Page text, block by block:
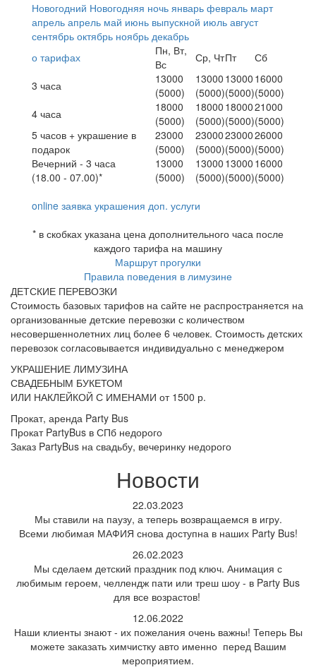
Новогодний Новогодняя ночь январь февраль март
апрель апрель май июнь выпускной июль август
сентябрь октябрь ноябрь декабрь
о тарифах
Пн, Вт,
Вс
Ср, ЧтПт
Сб
3 часа
13000
(5000)
13000
(5000)
13000
(5000)
16000
(5000)
4 часа
18000
(5000)
18000
(5000)
18000
(5000)
21000
(5000)
5 часов + украшение в
подарок
23000
(5000)
23000
(5000)
23000
(5000)
26000
(5000)
Вечерний - 3 часа
(18.00 - 07.00)*
13000
(5000)
13000
(5000)
13000
(5000)
16000
(5000)
online заявка украшения доп. услуги
* в скобках указана цена дополнительного часа после
каждого тарифа на машину
Маршрут прогулки
Правила поведения в лимузине
ДЕТСКИЕ ПЕРЕВОЗКИ
Стоимость базовых тарифов на сайте не распространяется на
организованные детские перевозки с количеством
несовершеннолетних лиц более 6 человек. Стоимость детских
перевозок согласовывается индивидуально с менеджером
УКРАШЕНИЕ ЛИМУЗИНА
СВАДЕБНЫМ БУКЕТОМ
ИЛИ НАКЛЕЙКОЙ С ИМЕНАМИ от 1500 р.
Прокат, аренда Party Bus
Прокат PartyBus в СПб недорого
Заказ PartyBus на свадьбу, вечеринку недорого
Новости
22.03.2023
Мы ставили на паузу, а теперь возвращаемся в игру.
Всеми любимая МАФИЯ снова доступна в наших Party Bus!
26.02.2023
Мы сделаем детский праздник под ключ. Анимация с
любимым героем, челлендж пати или треш шоу - в Party Bus
для все возрастов!
12.06.2022
Наши клиенты знают - их пожелания очень важны! Теперь Вы
можете заказать химчистку авто именно перед Вашим
мероприятием.